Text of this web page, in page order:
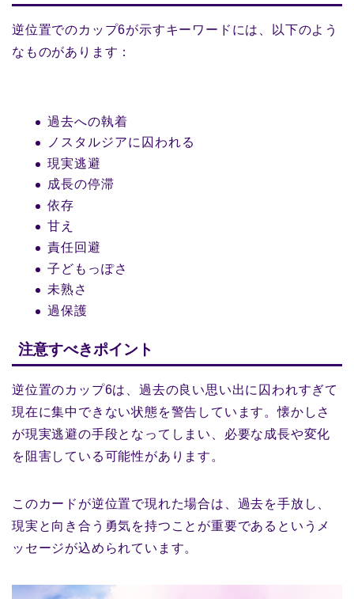
逆位置でのカップ6が示すキーワードには、以下のよう
なものがあります：
過去への執着
ノスタルジアに囚われる
現実逃避
成長の停滞
依存
甘え
責任回避
子どもっぽさ
未熟さ
過保護
注意すべきポイント
逆位置のカップ6は、過去の良い思い出に囚われすぎて
現在に集中できない状態を警告しています。懐かしさ
が現実逃避の手段となってしまい、必要な成長や変化
を阻害している可能性があります。
このカードが逆位置で現れた場合は、過去を手放し、
現実と向き合う勇気を持つことが重要であるというメ
ッセージが込められています。